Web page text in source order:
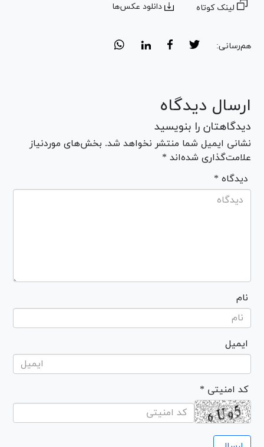
لینک کوتاه دانلود عکس‌ها
هم‌رسانی:
ارسال دیدگاه
دیدگاهتان را بنویسید
نشانی ایمیل شما منتشر نخواهد شد. بخش‌های موردنیاز
علامت‌گذاری شده‌اند *
* دیدگاه
نام
ایمیل
* کد امنیتی